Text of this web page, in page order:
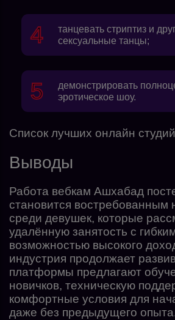
танцевать стриптиз и
сексуальные танцы;
демонстрировать
эротическое шоу.
Список лучших онлайн
Выводы
Работа вебкам Ашхабад
становится востребованным
среди девушек, которые
удалённую занятость с
возможностью высокого
индустрия продолжает
платформы предлагают
новичков, техническую
комфортные условия для
даже без предыдущего